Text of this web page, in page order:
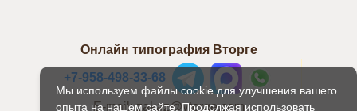
Мы используем файлы cookie для улучшения вашего
опыта на нашем сайте. Продолжая использовать
Онлайн типография Вторге
+7-958-498-33-68
E-mail: zakaz@vtorge.com